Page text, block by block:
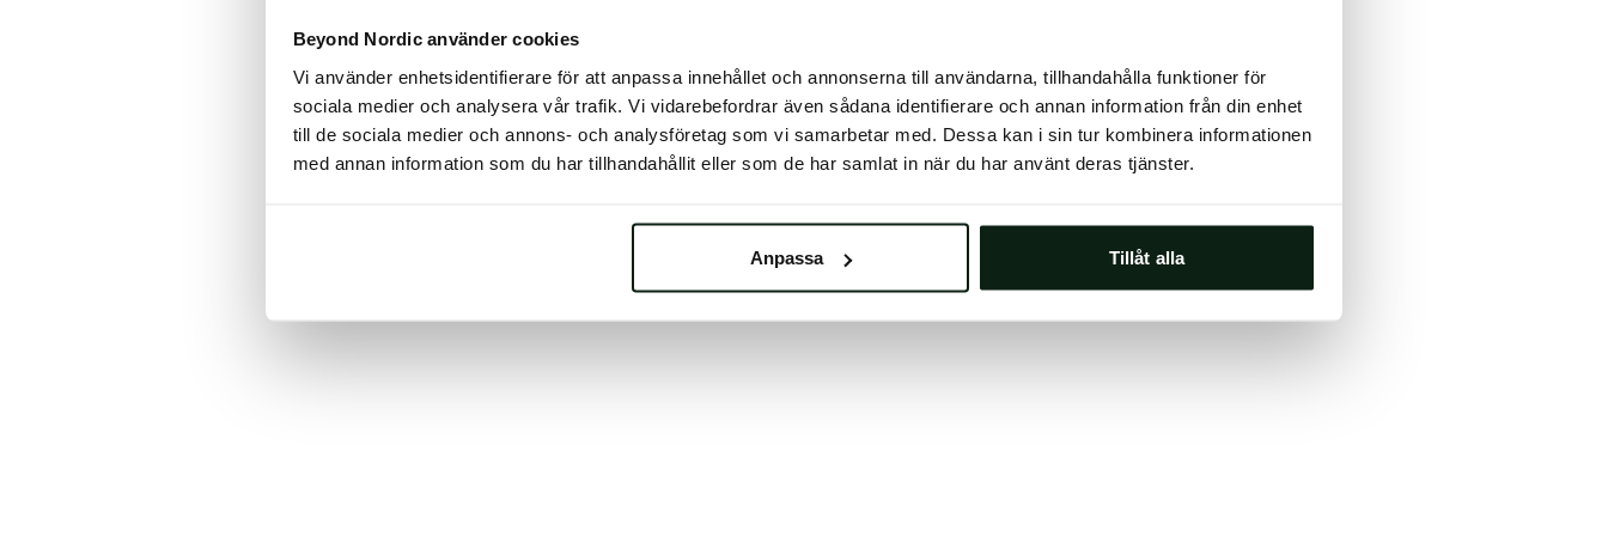
Beyond Nordic använder cookies
Vi använder enhetsidentifierare för att anpassa innehållet och annonserna till användarna, tillhandahålla funktioner för
sociala medier och analysera vår trafik. Vi vidarebefordrar även sådana identifierare och annan information från din enhet
till de sociala medier och annons- och analysföretag som vi samarbetar med. Dessa kan i sin tur kombinera informationen
med annan information som du har tillhandahållit eller som de har samlat in när du har använt deras tjänster.
Anpassa Tillåt alla
try waiting a moment or reopening your browser.
Clearing your browser cache may also help in some cases.
We apologize for the inconvenience.